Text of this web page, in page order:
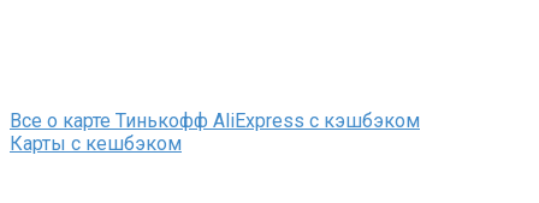
Все о карте Тинькофф AliExpress с кэшбэком
Карты с кешбэком